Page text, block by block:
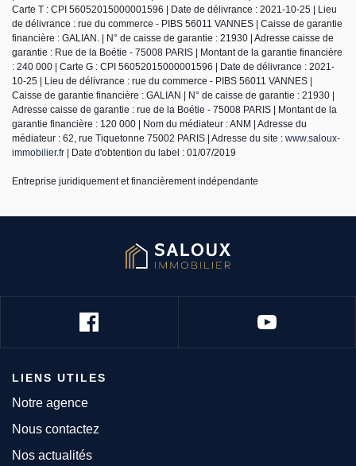
Carte T : CPI 56052015000001596 | Date de délivrance : 2021-10-25 | Lieu
de délivrance : rue du commerce - PIBS 56011 VANNES | Caisse de garantie
financière : GALIAN. | N° de caisse de garantie : 21930 | Adresse caisse de
garantie : Rue de la Boétie - 75008 PARIS | Montant de la garantie financière
: 240 000 | Carte G : CPI 56052015000001596 | Date de délivrance : 2021-
10-25 | Lieu de délivrance : rue du commerce - PIBS 56011 VANNES |
Caisse de garantie financière : GALIAN | N° de caisse de garantie : 21930 |
Adresse caisse de garantie : rue de la Boétie - 75008 PARIS | Montant de la
garantie financière : 120 000 | Nom du médiateur : ANM | Adresse du
médiateur : 62, rue Tiquetonne 75002 PARIS | Adresse du site : www.saloux-
immobilier.fr | Date d'obtention du label : 01/07/2019
Entreprise juridiquement et financièrement indépendante
LIENS UTILES
Notre agence
Nous contactez
Nos actualités